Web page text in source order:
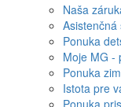
Naša
Asistenčná
Ponuka
Moje MG -
Ponuka
Istota pre
Ponuka